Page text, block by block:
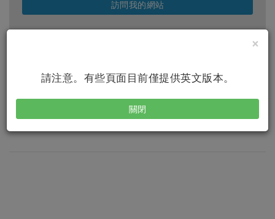
×
請注意。有些頁面目前僅提供英文版本。
關閉
訪問我的網站
即將上線的課程